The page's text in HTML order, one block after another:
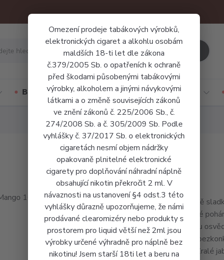
Omezení prodeje tabákových výrobků,
elektronických cigaret a alkohlu osobám
maldších 18-ti let dle zákona
č.379/2005 Sb. o opatřeních k ochraně
před škodami působenými tabákovými
výrobky, alkoholem a jinými návykovými
látkami a o změně souvisejících zákonů
ve znění zákonů č. 225/2006 Sb., č.
274/2008 Sb. a č. 305/2009 Sb. Podle
vyhlášky č. 37/2017 Sb. o elektronických
cigaretách nesmí objem nádržky
opakovaně plnitelné elektronické
cigarety pro doplňování náhradní náplně
obsahující nikotin překročit 2 ml. V
návaznosti na ustanovení §4 odst.3 této
vyhlášky důrazně upozorňujeme, že námi
prodávané clearomizéry nebo produkty s
prostorem pro liquid větší než 2ml jsou
výrobky určené výhradně pro náplně bez
nikotinu! Jsem starší 18ti let a beru na
Báze a příchutě Jednorázové cigarety
Výrazně
chuťové
nabídku
nabízí
chuti. Zralé